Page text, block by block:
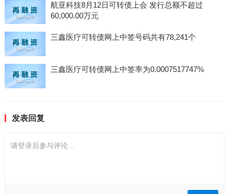
航亚科技8月12日可转债上会 发行总额不超过
60,000.00万元
三鑫医疗可转债网上中签号码共有78,241个
三鑫医疗可转债网上中签率为0.0007517747%
发表回复
请登录后参与评论...